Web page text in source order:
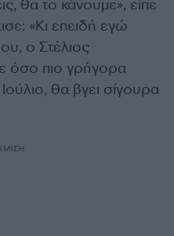
θα το κάνουμε», είπε
«Κι επειδή εγώ
ο Στέλιος
όσο πιο γρήγορα
Ιούλιο, θα βγει σίγουρα